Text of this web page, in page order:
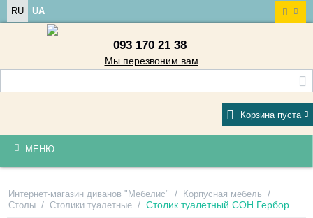
RU UA
093 170 21 38
Мы перезвоним вам
Корзина пуста
МЕНЮ
Интернет-магазин диванов "Мебелис" / Корпусная мебель /
Столы / Столики туалетные / Столик туалетный СОН Гербор